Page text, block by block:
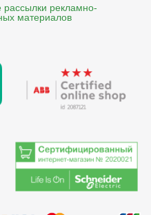
рассылки рекламно-
материалов